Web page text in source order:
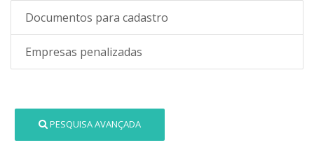
Documentos para cadastro
Empresas penalizadas
PESQUISA AVANÇADA